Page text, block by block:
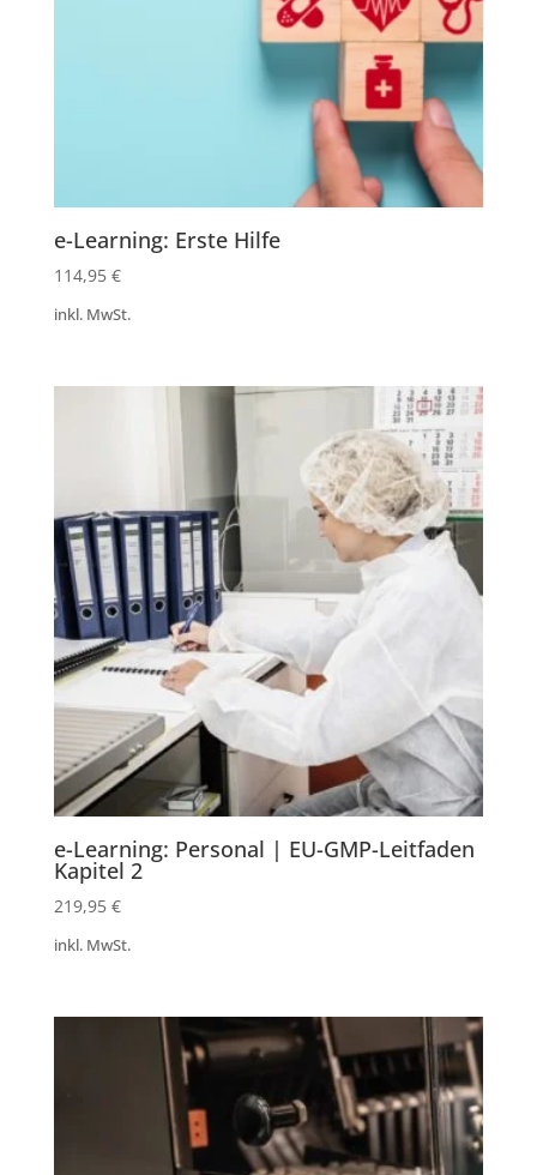
e-Learning: Erste Hilfe
114,95 €
inkl. MwSt.
e-Learning: Personal | EU-GMP-Leitfaden
Kapitel 2
219,95 €
inkl. MwSt.